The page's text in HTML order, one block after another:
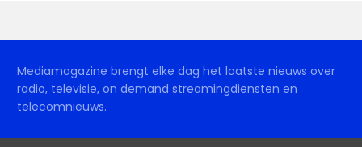
Mediamagazine brengt elke dag het laatste nieuws over
radio, televisie, on demand streamingdiensten en
telecomnieuws.